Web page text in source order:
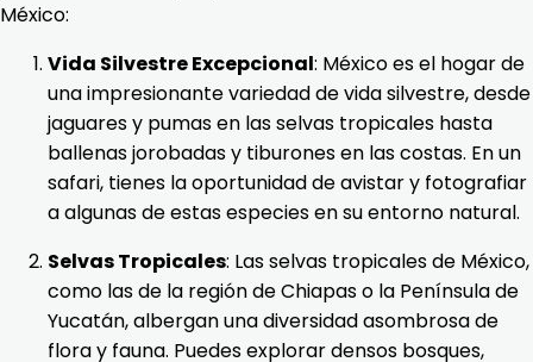
México:
Vida Silvestre Excepcional: México es el hogar de
una impresionante variedad de vida silvestre, desde
jaguares y pumas en las selvas tropicales hasta
ballenas jorobadas y tiburones en las costas. En un
safari, tienes la oportunidad de avistar y fotografiar
a algunas de estas especies en su entorno natural.
Selvas Tropicales: Las selvas tropicales de México,
como las de la región de Chiapas o la Península de
Yucatán, albergan una diversidad asombrosa de
flora y fauna. Puedes explorar densos bosques,